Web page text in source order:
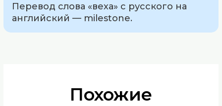
Перевод слова «веха» с русского на
английский — milestone.
Похожие